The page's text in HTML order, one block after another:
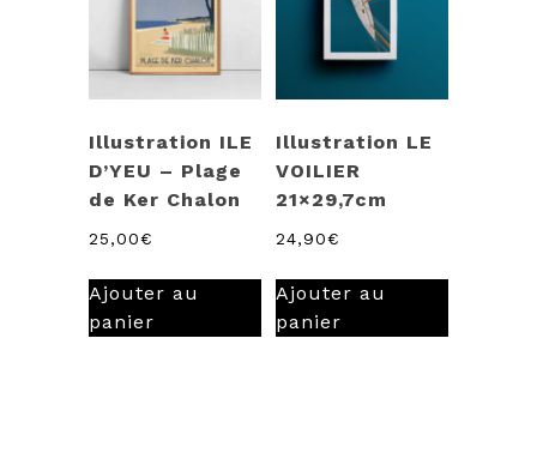
Illustration ILE
D’YEU – Plage
de Ker Chalon
25,00€
Ajouter au
panier
Illustration LE
VOILIER
21×29,7cm
24,90€
Ajouter au
panier